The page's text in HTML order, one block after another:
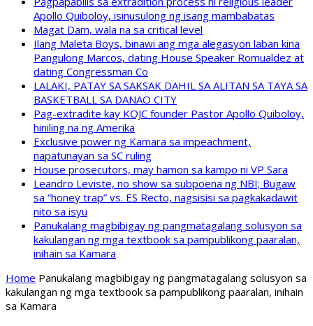
Apollo Quiboloy, isinusulong ng isang mambabatas
Magat Dam, wala na sa critical level
Ilang Maleta Boys, binawi ang mga alegasyon laban kina
Pangulong Marcos, dating House Speaker Romualdez at
dating Congressman Co
LALAKI, PATAY SA SAKSAK DAHIL SA ALITAN SA TAYA SA
BASKETBALL SA DANAO CITY
Pag-extradite kay KOJC founder Pastor Apollo Quiboloy,
hiniling na ng Amerika
Exclusive power ng Kamara sa impeachment,
napatunayan sa SC ruling
House prosecutors, may hamon sa kampo ni VP Sara
Leandro Leviste, no show sa subpoena ng NBI; Bugaw
sa “honey trap” vs. ES Recto, nagsisisi sa pagkakadawit
nito sa isyu
Panukalang magbibigay ng pangmatagalang solusyon sa
kakulangan ng mga textbook sa pampublikong paaralan,
inihain sa Kamara
Home Panukalang magbibigay ng pangmatagalang solusyon sa
kakulangan ng mga textbook sa pampublikong paaralan, inihain
sa Kamara